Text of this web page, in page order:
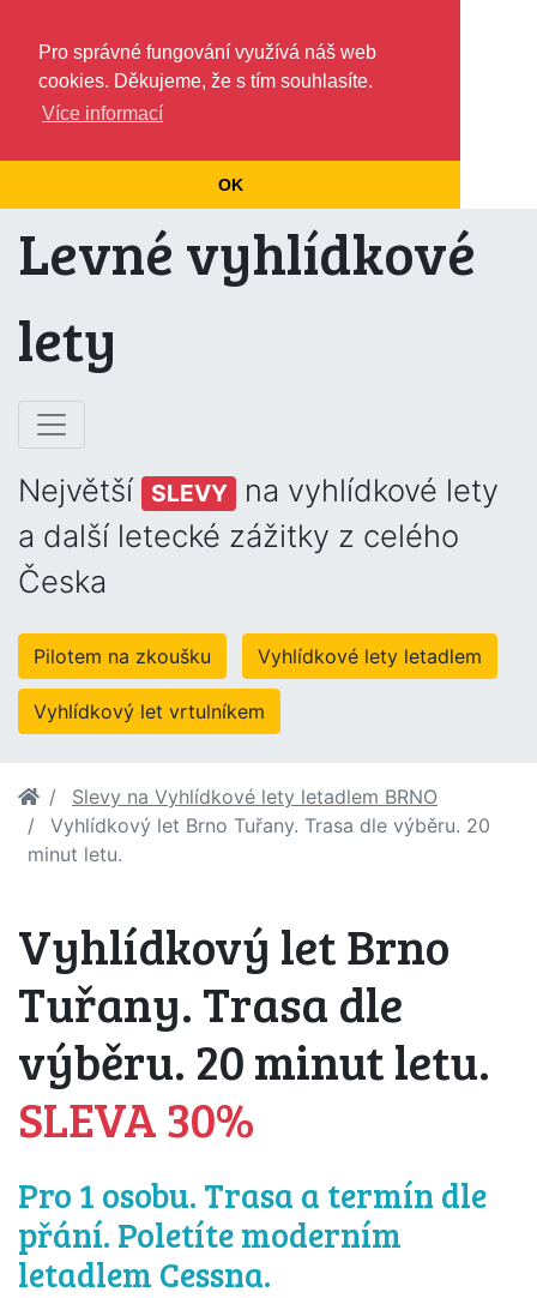
Pro správné fungování využívá náš web
cookies. Děkujeme, že s tím souhlasíte.
Více informací
OK
Levné vyhlídkové
lety
Největší SLEVY
na vyhlídkové lety
a další letecké zážitky z celého
Česka
Pilotem na zkoušku Vyhlídkové lety letadlem
Vyhlídkový let vrtulníkem
Slevy na Vyhlídkové lety letadlem BRNO
Vyhlídkový let Brno Tuřany. Trasa dle výběru. 20
minut letu.
Vyhlídkový let Brno
Tuřany. Trasa dle
výběru. 20 minut letu.
SLEVA 30%
Pro 1 osobu. Trasa a termín dle
přání. Poletíte moderním
letadlem Cessna.